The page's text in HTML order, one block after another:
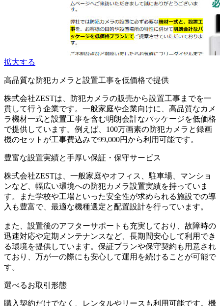
拡大する
高品質な防犯カメラと設置工事を低価格で提供
株式会社ZESTは、防犯カメラの販売から設置工事までを一
貫して行う企業です。一般家庭や企業向けに、高品質なカメ
ラ機材一式と設置工事を含む明朗会計なパッケージを低価格
で提供しています。例えば、100万画素の防犯カメラと録画
機のセットが工事費込みで99,000円から利用可能です。
豊富な設置実績と手厚い保証・保守サービス
株式会社ZESTは、一般家庭やオフィス、駐車場、マンショ
ンなど、幅広い環境への防犯カメラ設置実績を持っていま
す。また学校や工場といった安全性が求められる施設での導
入も豊富で、最適な機種選定と配置設計を行っています。
また、設置後のアフターサポートも充実しており、故障時の
迅速対応や定期メンテナンスなど、長期間安心して利用でき
る環境を提供しています。保証プランや保守契約も用意され
ており、万が一の際にも安心して運用を続けることが可能で
す。
選べるお取引形態
購入契約だけでなく、レンタルやリースも利用可能です。​機